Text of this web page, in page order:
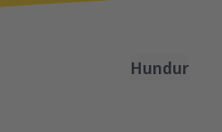
Hundur